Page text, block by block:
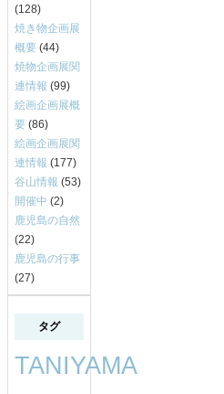
(128)
焼き物企画展
概要 (44)
焼物企画展関
連情報 (99)
絵画企画展概
要 (86)
絵画企画展関
連情報 (177)
谷山情報 (53)
開催中 (2)
鹿児島の自然
(22)
鹿児島の行事
(27)
タグ
TANIYAMA